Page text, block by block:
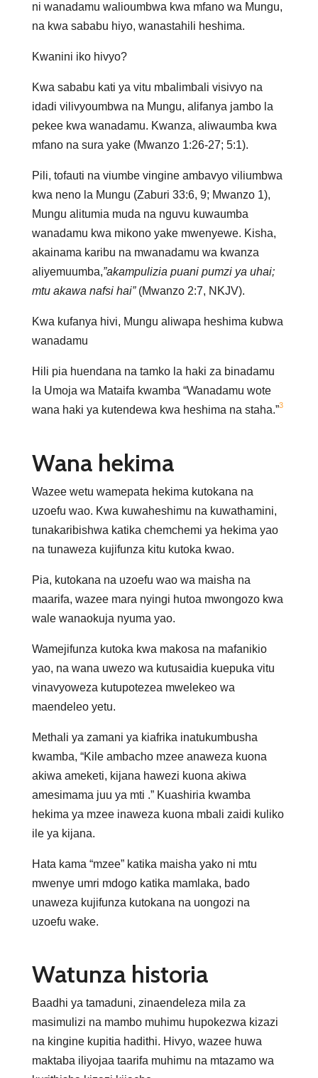
ni wanadamu walioumbwa kwa mfano wa Mungu,
na kwa sababu hiyo, wanastahili heshima.
Kwanini iko hivyo?
Kwa sababu kati ya vitu mbalimbali visivyo na
idadi vilivyoumbwa na Mungu, alifanya jambo la
pekee kwa wanadamu. Kwanza, aliwaumba kwa
mfano na sura yake (Mwanzo 1:26-27; 5:1).
Pili, tofauti na viumbe vingine ambavyo viliumbwa
kwa neno la Mungu (Zaburi 33:6, 9; Mwanzo 1),
Mungu alitumia muda na nguvu kuwaumba
wanadamu kwa mikono yake mwenyewe. Kisha,
akainama karibu na mwanadamu wa kwanza
aliyemuumba,”akampulizia puani pumzi ya uhai;
mtu akawa nafsi hai”(Mwanzo 2:7, NKJV).
Kwa kufanya hivi, Mungu aliwapa heshima kubwa
wanadamu
Hili pia huendana na tamko la haki za binadamu
la Umoja wa Mataifa kwamba “Wanadamu wote
wana haki ya kutendewa kwa heshima na staha.”3
Wana hekima
Wazee wetu wamepata hekima kutokana na
uzoefu wao. Kwa kuwaheshimu na kuwathamini,
tunakaribishwa katika chemchemi ya hekima yao
na tunaweza kujifunza kitu kutoka kwao.
Pia, kutokana na uzoefu wao wa maisha na
maarifa, wazee mara nyingi hutoa mwongozo kwa
wale wanaokuja nyuma yao.
Wamejifunza kutoka kwa makosa na mafanikio
yao, na wana uwezo wa kutusaidia kuepuka vitu
vinavyoweza kutupotezea mwelekeo wa
maendeleo yetu.
Methali ya zamani ya kiafrika inatukumbusha
kwamba, “Kile ambacho mzee anaweza kuona
akiwa ameketi, kijana hawezi kuona akiwa
amesimama juu ya mti .” Kuashiria kwamba
hekima ya mzee inaweza kuona mbali zaidi kuliko
ile ya kijana.
Hata kama “mzee” katika maisha yako ni mtu
mwenye umri mdogo katika mamlaka, bado
unaweza kujifunza kutokana na uongozi na
uzoefu wake.
Watunza historia
Baadhi ya tamaduni, zinaendeleza mila za
masimulizi na mambo muhimu hupokezwa kizazi
na kingine kupitia hadithi. Hivyo, wazee huwa
maktaba iliyojaa taarifa muhimu na mtazamo wa